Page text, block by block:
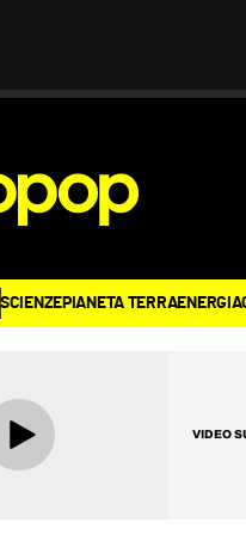
SCIENZEPIANETA TERRAENERGIA
VIDEO